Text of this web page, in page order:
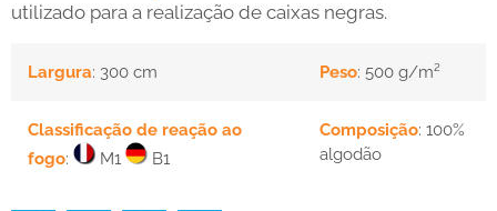
utilizado para a realização de caixas negras.
Largura: 300 cm Peso: 500 g/m²
Classificação de reação ao
fogo: M1 B1
Composição: 100%
algodão